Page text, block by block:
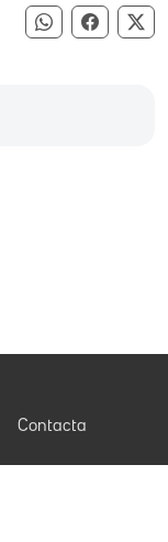
Compartir
Contacta